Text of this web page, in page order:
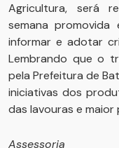
Agricultura, será
semana
informar e adotar
Lembrando que o
pela Prefeitura de
iniciativas dos
das lavouras e
Assessoria